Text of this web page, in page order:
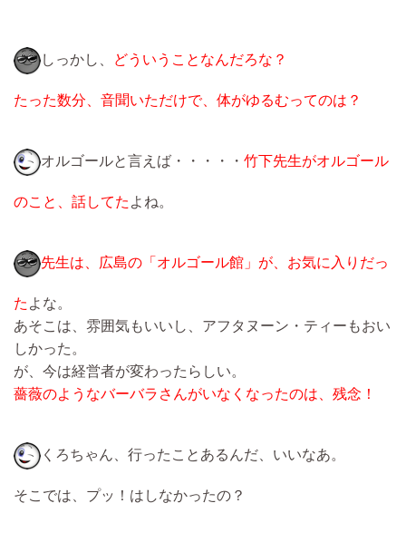
しっかし、 どういうことなんだろな？
たった数分、音聞いただけで、体がゆるむってのは？
オルゴールと言えば・・・・・ 竹下先生がオルゴール
のこと、話してた よね。
先生は、広島の「オルゴール館」が、お気に入りだっ
た よな。
あそこは、雰囲気もいいし、アフタヌーン・ティーもおい
しかった。
が、今は経営者が変わったらしい。
薔薇のようなバーバラさんがいなくなったのは、残念！
くろちゃん、行ったことあるんだ、いいなあ。
そこでは、プッ！はしなかったの？